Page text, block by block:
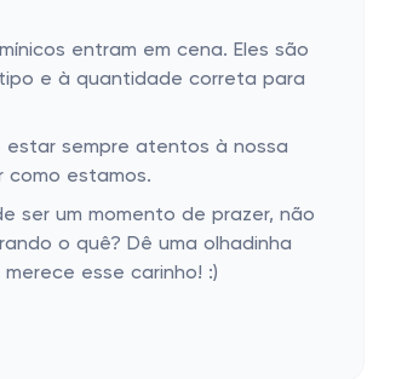
entram em cena. Eles são
e à quantidade correta para
estar sempre atentos à nossa
como estamos.
ser um momento de prazer, não
o quê? Dê uma olhadinha
esse carinho! :)